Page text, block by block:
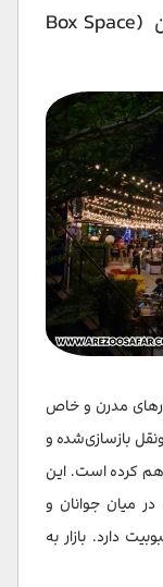
بازار شبانه باکس اسپیس راچایوتین (Box Space
مدرن و خاص
بازسازی‌شده و
کرده است. این
میان جوانان و
دارد.​ بازار به